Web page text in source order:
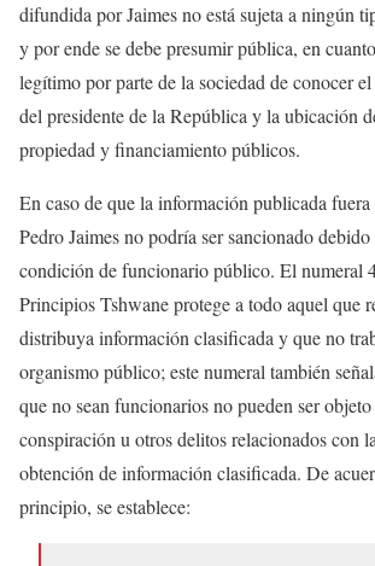
difundida por Jaimes no está sujeta a ningún
y por ende se debe presumir pública, en
legítimo por parte de la sociedad de conocer
del presidente de la República y la ubicación
propiedad y financiamiento públicos.
En caso de que la información publicada
Pedro Jaimes no podría ser sancionado
condición de funcionario público. El numeral
Principios Tshwane protege a todo aquel que
distribuya información clasificada y que no
organismo público; este numeral también
que no sean funcionarios no pueden ser
conspiración u otros delitos relacionados con
obtención de información clasificada. De
principio, se establece: